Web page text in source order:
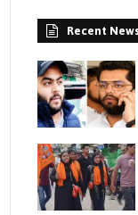
Recent